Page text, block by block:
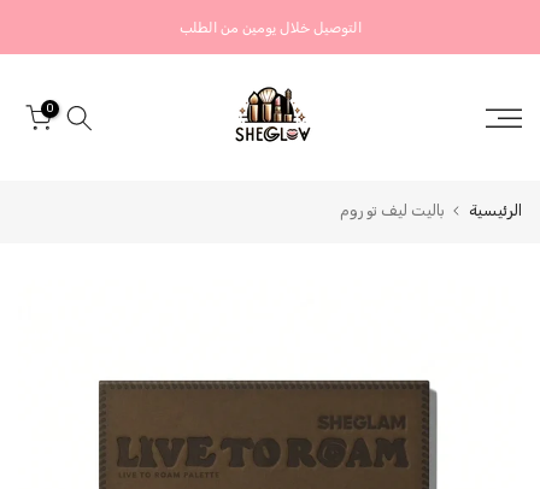
إلى
التوصيل خلال يومين من الطلب
0
الرئيسية باليت ليف تو روم